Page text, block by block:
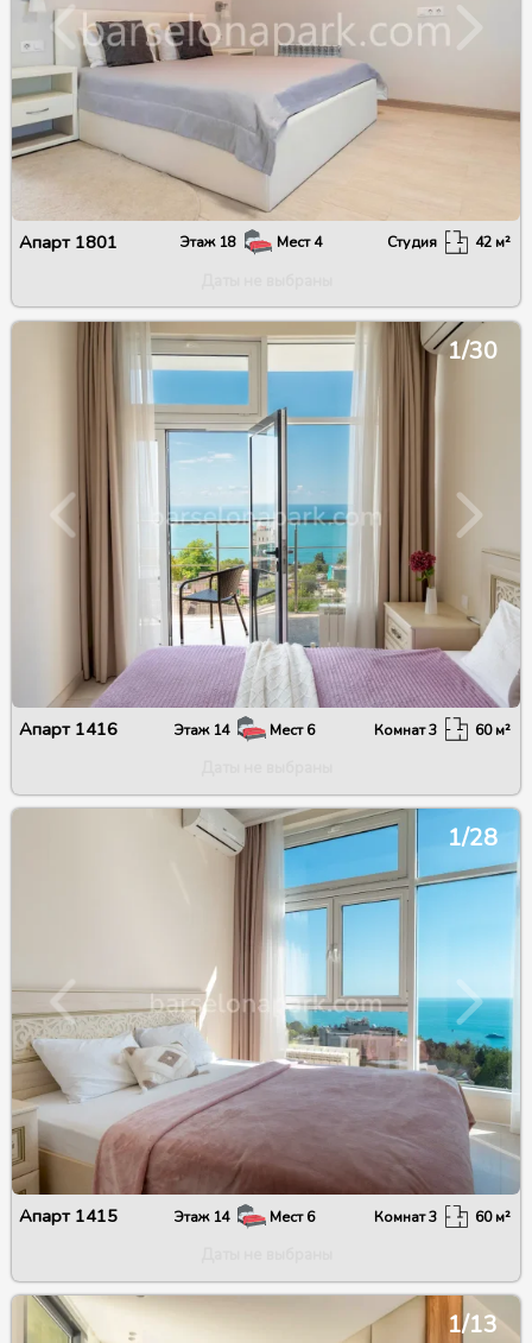
Апарт 1801 Этаж 18 Мест4 Студия 42м²
1/30
Апарт 1416 Этаж 14 Мест6 Комнат3 60м²
1/28
Апарт 1415 Этаж 14 Мест6 Комнат3 60м²
1/13